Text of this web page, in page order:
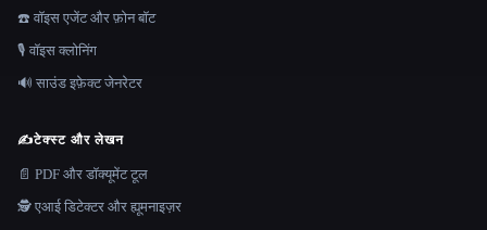
☎️ वॉइस एजेंट और फ़ोन बॉट
🎙️ वॉइस क्लोनिंग
🔊 साउंड इफ़ेक्ट जेनरेटर
✍️टेक्स्ट और लेखन
📄 PDF और डॉक्यूमेंट टूल
🕵️ एआई डिटेक्टर और ह्यूमनाइज़र